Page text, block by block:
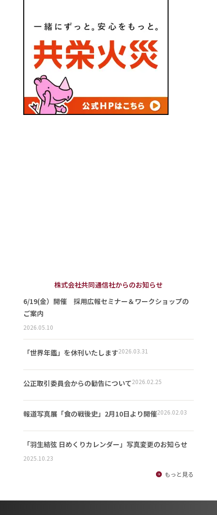
株式会社共同通信社からのお知らせ
6/19(金）開催 採用広報セミナー＆ワークショップの
ご案内
2026.05.10
「世界年鑑」を休刊いたします2026.03.31
公正取引委員会からの勧告について2026.02.25
報道写真展「食の戦後史」2月10日より開催2026.02.03
「羽生結弦 日めくりカレンダー」写真変更のお知らせ
2025.10.23
もっと見る